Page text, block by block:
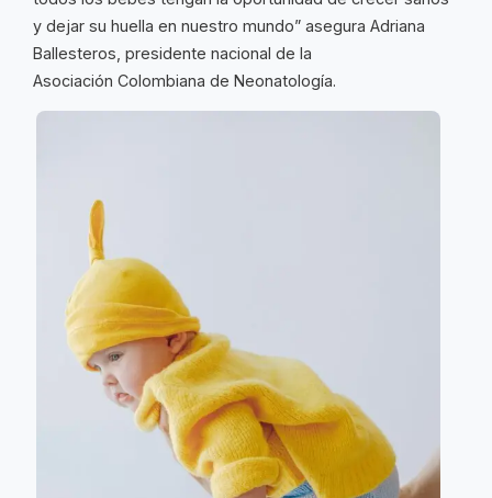
y dejar su huella en nuestro mundo” asegura Adriana
Ballesteros, presidente nacional de la
Asociación Colombiana de Neonatología.